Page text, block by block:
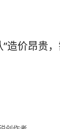
的方法，重
忆法”，让学
独上西楼》
循环播放
柘远却迎来了一个让无数
造价昂贵